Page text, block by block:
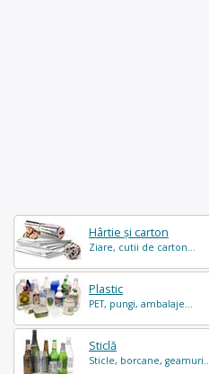
Hârtie și carton
Ziare, cutii de carton...
Plastic
PET, pungi, ambalaje...
Sticlă
Sticle, borcane,